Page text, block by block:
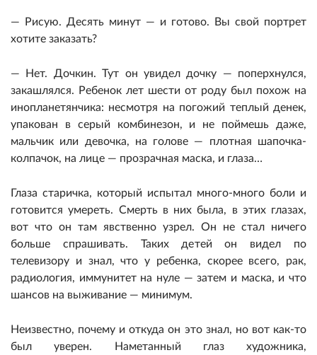
— Рисую. Десять минут — и готово. Вы свой портрет
хотите заказать?
— Нет. Дочкин. Тут он увидел дочку — поперхнулся,
закашлялся. Ребенок лет шести от роду был похож на
инопланетянчика: несмотря на погожий теплый денек,
упакован в серый комбинезон, и не поймешь даже,
мальчик или девочка, на голове — плотная шапочка-
колпачок, на лице — прозрачная маска, и глаза…
Глаза старичка, который испытал много-много боли и
готовится умереть. Смерть в них была, в этих глазах,
вот что он там явственно узрел. Он не стал ничего
больше спрашивать. Таких детей он видел по
телевизору и знал, что у ребенка, скорее всего, рак,
радиология, иммунитет на нуле — затем и маска, и что
шансов на выживание — минимум.
Неизвестно, почему и откуда он это знал, но вот как-то
был уверен. Наметанный глаз художника,